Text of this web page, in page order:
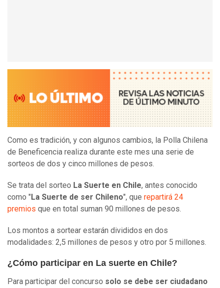
Como es tradición, y con algunos cambios, la Polla Chilena
de Beneficencia realiza durante este mes una serie de
sorteos de dos y cinco millones de pesos.
Se trata del sorteo La Suerte en Chile, antes conocido
como " La Suerte de ser Chileno", que repartirá 24
premios que en total suman 90 millones de pesos.
Los montos a sortear estarán divididos en dos
modalidades: 2,5 millones de pesos y otro por 5 millones.
¿Cómo participar en La suerte en Chile?
Para participar del concurso solo se debe ser ciudadano